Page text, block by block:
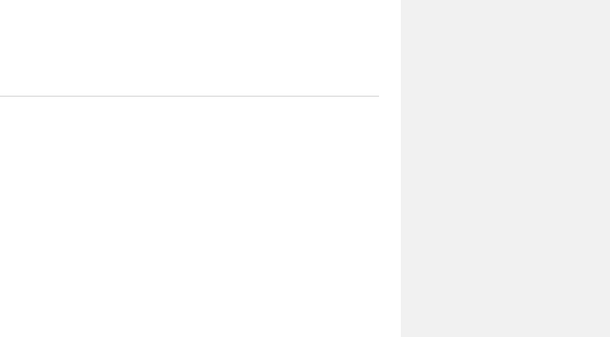
そこには目を覚まし、退院
の命ごと全部おまえ